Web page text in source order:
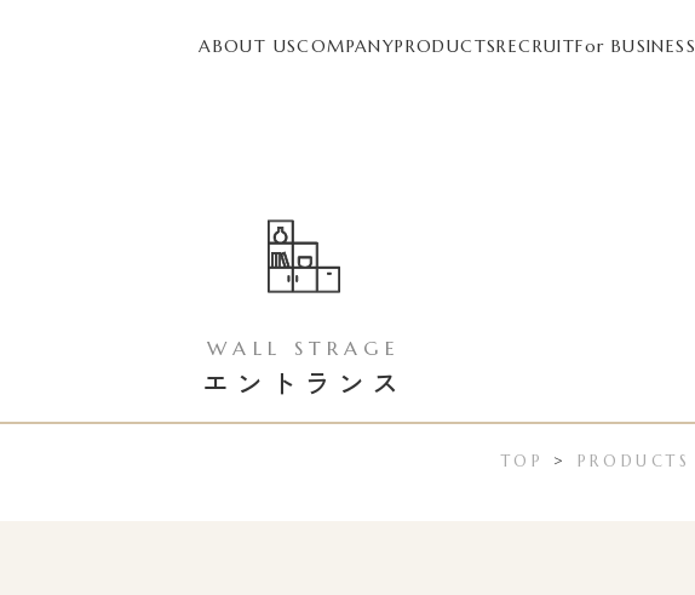
ABOUT USCOMPANYPRODUCTSRECRUITFor BUSINESS
WALL STRAGE
エントランス
TOP > PRODUCTS